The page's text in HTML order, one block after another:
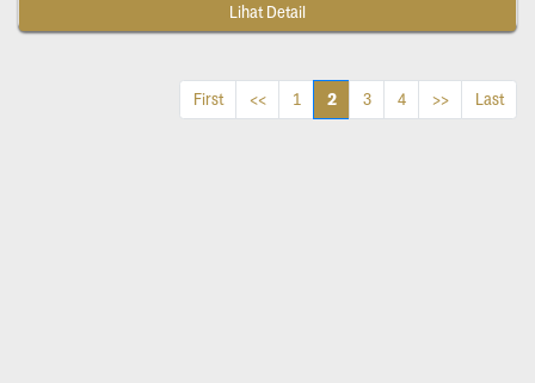
Lihat Detail
First << 1 2 3 4 >> Last